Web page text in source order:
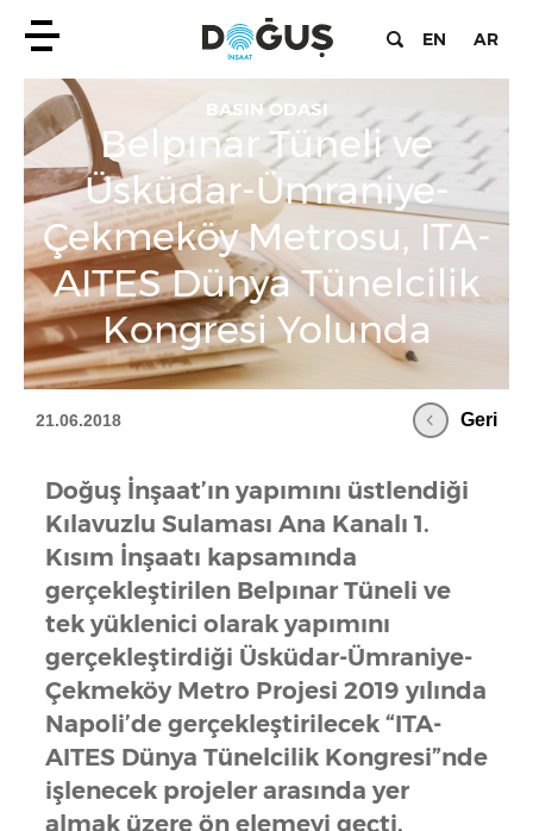
EN AR
BASIN ODASI
Belpınar Tüneli ve
Üsküdar-Ümraniye-
Çekmeköy Metrosu, ITA-
AITES Dünya Tünelcilik
Kongresi Yolunda
21.06.2018 Geri
Doğuş İnşaat’ın yapımını üstlendiği
Kılavuzlu Sulaması Ana Kanalı 1.
Kısım İnşaatı kapsamında
gerçekleştirilen Belpınar Tüneli ve
tek yüklenici olarak yapımını
gerçekleştirdiği Üsküdar-Ümraniye-
Çekmeköy Metro Projesi 2019 yılında
Napoli’de gerçekleştirilecek “ITA-
AITES Dünya Tünelcilik Kongresi”nde
işlenecek projeler arasında yer
almak üzere ön elemeyi geçti.